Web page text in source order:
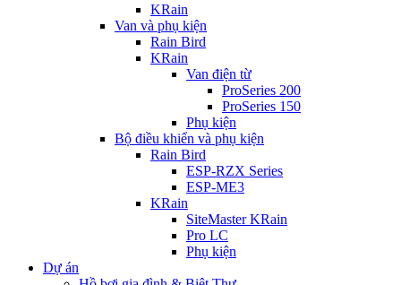
KRain
Van và phụ kiện
Rain Bird
KRain
Van điện từ
ProSeries 200
ProSeries 150
Phụ kiện
Bộ điều khiển và phụ kiện
Rain Bird
ESP-RZX Series
ESP-ME3
KRain
SiteMaster KRain
Pro LC
Phụ kiện
Dự án